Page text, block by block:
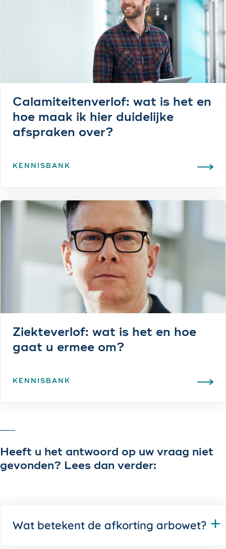
Calamiteitenverlof: wat is het en
hoe maak ik hier duidelijke
afspraken over?
KENNISBANK
Ziekteverlof: wat is het en hoe
gaat u ermee om?
KENNISBANK
Heeft u het antwoord op uw vraag niet
gevonden? Lees dan verder:
Wat betekent de afkorting arbowet?